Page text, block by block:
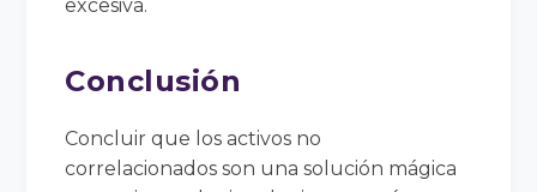
excesiva.
Conclusión
Concluir que los activos no
correlacionados son una solución mágica